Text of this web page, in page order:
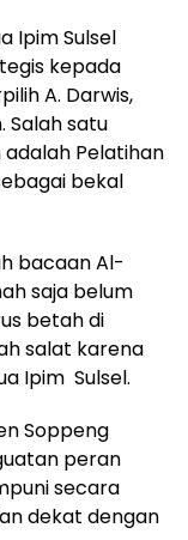
Ipim Sulsel
kepada
A. Darwis,
Salah satu
Pelatihan
bekal
bacaan Al-
saja belum
betah di
salat karena
Ipim Sulsel.
Soppeng
peran
secara
dekat dengan